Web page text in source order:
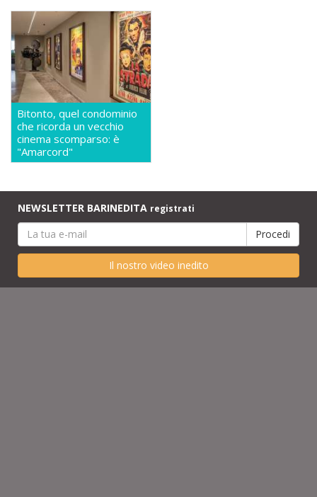
Bitonto, quel condominio
che ricorda un vecchio
cinema scomparso: è
"Amarcord"
NEWSLETTER BARINEDITA registrati
Il nostro video inedito